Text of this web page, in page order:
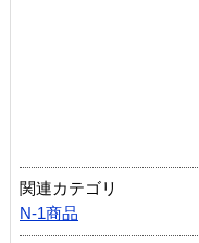
関連カテゴリ
N-1商品